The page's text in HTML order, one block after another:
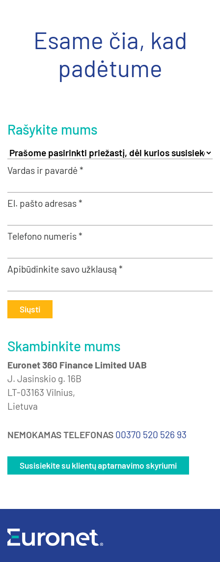
Esame čia, kad
padėtume
Rašykite mums
Vardas ir pavardė *
El. pašto adresas *
Telefono numeris *
Apibūdinkite savo užklausą *
Siųsti
Skambinkite mums
Euronet 360 Finance Limited UAB
J. Jasinskio g. 16B
LT-03163 Vilnius,
Lietuva
NEMOKAMAS TELEFONAS 00370 520 526 93
Susisiekite su klientų aptarnavimo skyriumi